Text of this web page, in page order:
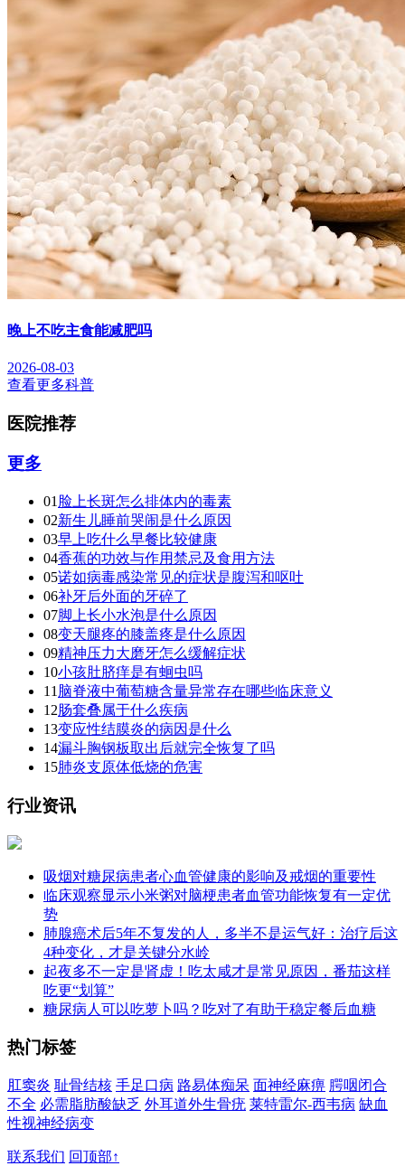
晚上不吃主食能减肥吗
2026-08-03
查看更多科普
医院推荐
更多
01 脸上长斑怎么排体内的毒素
02新生儿睡前哭闹是什么原因
03早上吃什么早餐比较健康
04香蕉的功效与作用禁忌及食用方法
05诺如病毒感染常见的症状是腹泻和呕吐
06补牙后外面的牙碎了
07脚上长小水泡是什么原因
08变天腿疼的膝盖疼是什么原因
09精神压力大磨牙怎么缓解症状
10小孩肚脐痒是有蛔虫吗
11 脑脊液中葡萄糖含量异常存在哪些临床意义
12肠套叠属于什么疾病
13变应性结膜炎的病因是什么
14漏斗胸钢板取出后就完全恢复了吗
15肺炎支原体低烧的危害
行业资讯
吸烟对糖尿病患者心血管健康的影响及戒烟的重要性
临床观察显示小米粥对脑梗患者血管功能恢复有一定优
势
肺腺癌术后5年不复发的人，多半不是运气好：治疗后这
4种变化，才是关键分水岭
起夜多不一定是肾虚！吃太咸才是常见原因，番茄这样
吃更“划算”
糖尿病人可以吃萝卜吗？吃对了有助于稳定餐后血糖
热门标签
肛窦炎 耻骨结核 手足口病 路易体痴呆 面神经麻痹 腭咽闭合
不全 必需脂肪酸缺乏 外耳道外生骨疣 莱特雷尔-西韦病 缺血
性视神经病变
联系我们 回顶部↑